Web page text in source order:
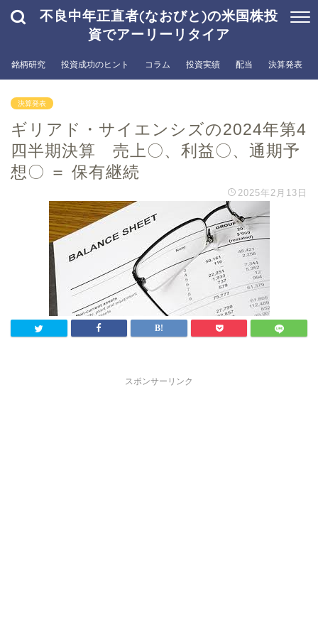
不良中年正直者(なおびと)の米国株投
資でアーリーリタイア
銘柄研究 投資成功のヒント コラム 投資実績 配当 決算発表
決算発表
ギリアド・サイエンシズの2024年第4
四半期決算 売上〇、利益〇、通期予
想〇 ＝ 保有継続
2025年2月13日
スポンサーリンク